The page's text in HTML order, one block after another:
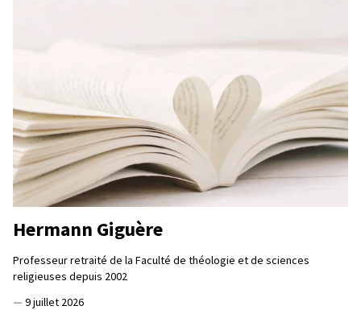
Hermann Giguère
Professeur retraité de la Faculté de théologie et de sciences
religieuses depuis 2002
— 9 juillet 2026